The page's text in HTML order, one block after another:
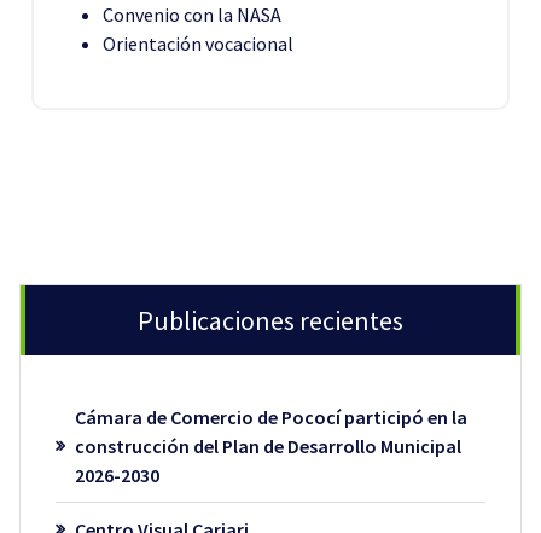
Convenio con la NASA
Orientación vocacional
Publicaciones recientes
Cámara de Comercio de Pococí participó en la
construcción del Plan de Desarrollo Municipal
2026-2030